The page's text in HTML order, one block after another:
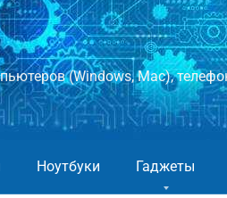
(Windows, Mac),
Ноутбуки Гаджеты